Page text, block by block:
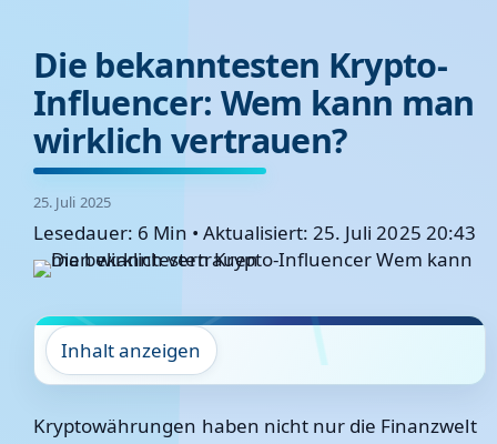
Die bekanntesten Krypto-
Influencer: Wem kann man
wirklich vertrauen?
25. Juli 2025
Lesedauer: 6 Min • Aktualisiert: 25. Juli 2025 20:43
Inhalt anzeigen
Kryptowährungen haben nicht nur die Finanzwelt